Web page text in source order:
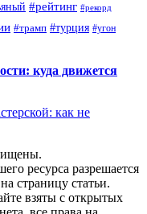
#рейтинг #рекорд
#трамп #турция #угон
куда движется
как не
ресурса разрешается
страницу статьи.
взяты с открытых